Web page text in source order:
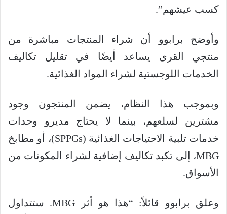
كسب عيشهم”.
وأوضح برابوو أن شراء المنتجات مباشرة من
منتجي القرى يساعد أيضًا في تقليل تكاليف
الخدمات اللوجستية لشراء المواد الغذائية.
وبموجب هذا النظام، يضمن المنتجون وجود
مشترين لسلعهم، بينما لا يحتاج مديرو وحدات
خدمات تلبية الاحتياجات الغذائية (SPPGs)، أو مطابخ
MBG، إلى تكبد تكاليف إضافية لشراء المكونات من
الأسواق.
وعلق برابوو قائلاً: “هذا هو أثر MBG. ستتداول